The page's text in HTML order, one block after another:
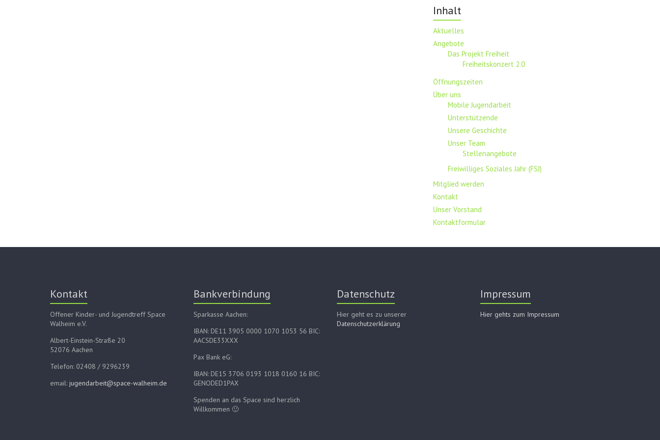
Inhalt
Aktuelles
Angebote
Das Projekt Freiheit
Freiheitskonzert 2.0
Öffnungszeiten
Über uns
Mobile Jugendarbeit
Unterstützende
Unsere Geschichte
Unser Team
Stellenangebote
Freiwilliges Soziales Jahr (FSJ)
Mitglied werden
Kontakt
Unser Vorstand
Kontaktformular
Kontakt
Offener Kinder- und Jugendtreff Space
Walheim e.V.
Albert-Einstein-Straße 20
52076 Aachen
Telefon: 02408 / 9296239
email: jugendarbeit@space-walheim.de
Bankverbindung
Sparkasse Aachen:
IBAN: DE11 3905 0000 1070 1053 56 BIC:
AACSDE33XXX
Pax Bank eG:
IBAN: DE15 3706 0193 1018 0160 16 BIC:
GENODED1PAX
Spenden an das Space sind herzlich
Willkommen 🙂
Datenschutz
Hier geht es zu unserer
Datenschutzerklärung
Impressum
Hier gehts zum Impressum